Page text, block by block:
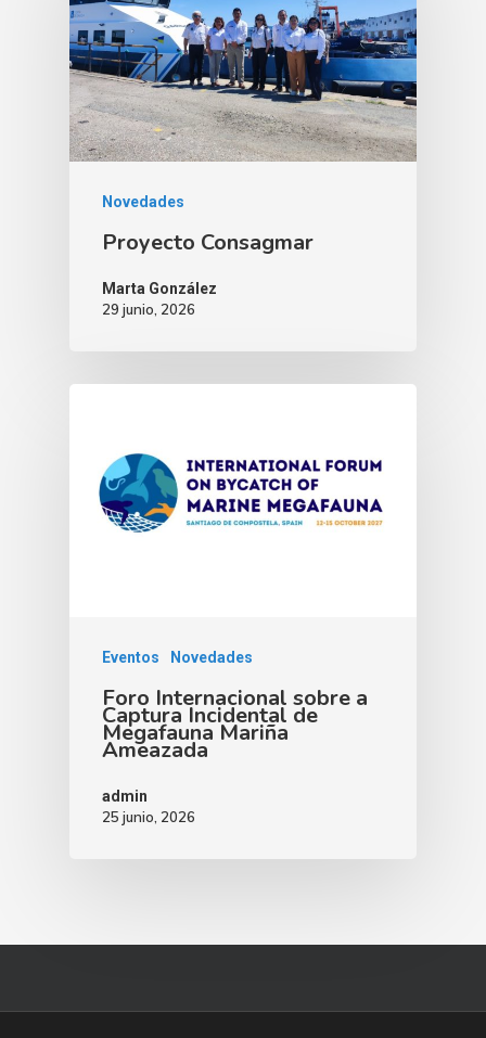
Novedades
Proyecto Consagmar
Marta González
29 junio, 2026
Eventos Novedades
Foro Internacional sobre a
Captura Incidental de
Megafauna Mariña
Ameazada
admin
25 junio, 2026